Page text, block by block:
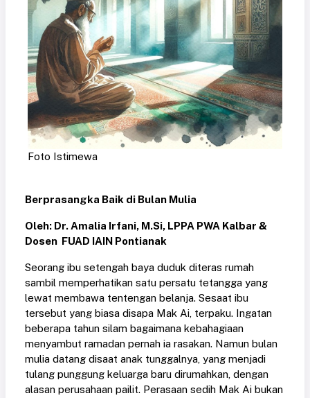
Foto Istimewa
Berprasangka Baik di Bulan Mulia
Oleh: Dr. Amalia Irfani, M.Si, LPPA PWA Kalbar &
Dosen FUAD IAIN Pontianak
Seorang ibu setengah baya duduk diteras rumah
sambil memperhatikan satu persatu tetangga yang
lewat membawa tentengan belanja. Sesaat ibu
tersebut yang biasa disapa Mak Ai, terpaku. Ingatan
beberapa tahun silam bagaimana kebahagiaan
menyambut ramadan pernah ia rasakan. Namun bulan
mulia datang disaat anak tunggalnya, yang menjadi
tulang punggung keluarga baru dirumahkan, dengan
alasan perusahaan pailit. Perasaan sedih Mak Ai bukan